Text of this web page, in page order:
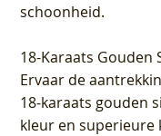
schoonheid.
18-Karaats Gouden
Ervaar de
18-karaats gouden
kleur en superieure